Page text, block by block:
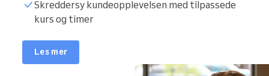
Skreddersy kundeopplevelsen med tilpassede
kurs og timer
Les mer